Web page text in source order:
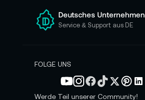
e
n
N
s
Deutsches Unternehmen
Service & Support aus DE
FOLGE UNS
Werde Teil unserer Community!